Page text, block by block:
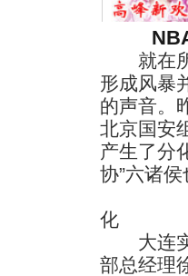
就在所
形成风暴
的声音。
北京国安
产生了分
协”六诸
化
大连实
部总经理